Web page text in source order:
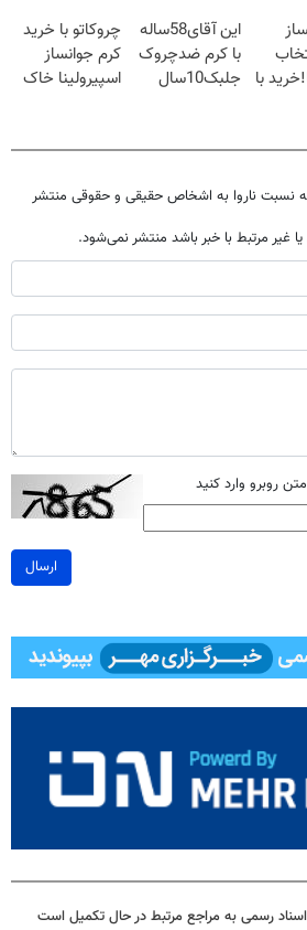
ویژه تا امشب)
تخفیف ویژه
با
این آقای58ساله
با کرم ضدچروک
جلبک10سال
تخفیف)
چروکاتو با خرید
کرم جوانساز
اسپیرولینا خاک
نسبت ناروا به اشخاص حقیقی و حقوقی منتشر
یا غیر مرتبط با خبر باشد منتشر نمی‌شود.
روبرو وارد کنید
ارسال
اسناد رسمی به مراجع مرتبط در حال تکمیل است